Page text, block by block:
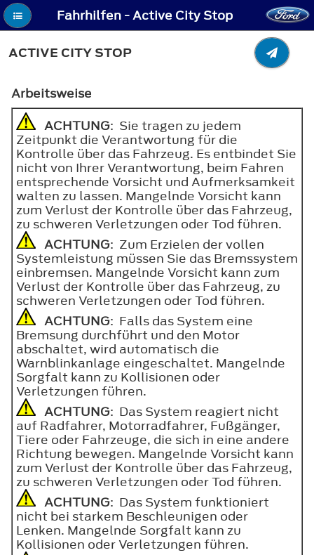
Fahrhilfen - Active City Stop
ACTIVE CITY STOP
Arbeitsweise
ACHTUNG: Sie tragen zu jedem
Zeitpunkt die Verantwortung für die
Kontrolle über das Fahrzeug. Es entbindet Sie
nicht von Ihrer Verantwortung, beim Fahren
entsprechende Vorsicht und Aufmerksamkeit
walten zu lassen. Mangelnde Vorsicht kann
zum Verlust der Kontrolle über das Fahrzeug,
zu schweren Verletzungen oder Tod führen.
ACHTUNG: Zum Erzielen der vollen
Systemleistung müssen Sie das Bremssystem
einbremsen. Mangelnde Vorsicht kann zum
Verlust der Kontrolle über das Fahrzeug, zu
schweren Verletzungen oder Tod führen.
ACHTUNG: Falls das System eine
Bremsung durchführt und den Motor
abschaltet, wird automatisch die
Warnblinkanlage eingeschaltet. Mangelnde
Sorgfalt kann zu Kollisionen oder
Verletzungen führen.
ACHTUNG: Das System reagiert nicht
auf Radfahrer, Motorradfahrer, Fußgänger,
Tiere oder Fahrzeuge, die sich in eine andere
Richtung bewegen. Mangelnde Vorsicht kann
zum Verlust der Kontrolle über das Fahrzeug,
zu schweren Verletzungen oder Tod führen.
ACHTUNG: Das System funktioniert
nicht bei starkem Beschleunigen oder
Lenken. Mangelnde Sorgfalt kann zu
Kollisionen oder Verletzungen führen.